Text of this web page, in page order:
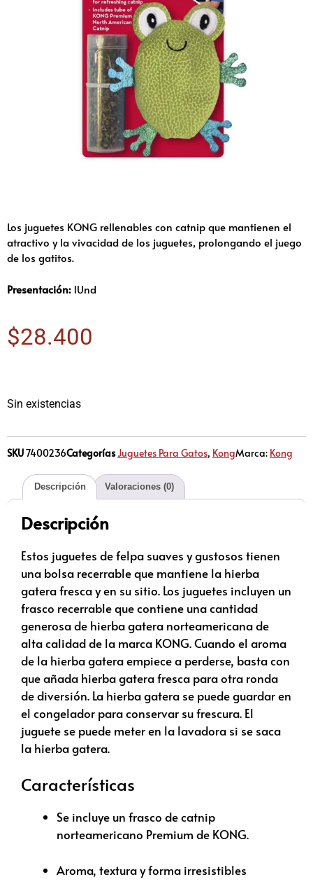
Los juguetes KONG rellenables con catnip que mantienen el
atractivo y la vivacidad de los juguetes, prolongando el juego
de los gatitos.
Presentación:1Und
$28.400
Sin existencias
SKU7400236CategoríasJuguetes Para Gatos, KongMarca: Kong
Descripción Valoraciones (0)
Descripción
Estos juguetes de felpa suaves y gustosos tienen
una bolsa recerrable que mantiene la hierba
gatera fresca y en su sitio. Los juguetes incluyen un
frasco recerrable que contiene una cantidad
generosa de hierba gatera norteamericana de
alta calidad de la marca KONG. Cuando el aroma
de la hierba gatera empiece a perderse, basta con
que añada hierba gatera fresca para otra ronda
de diversión. La hierba gatera se puede guardar en
el congelador para conservar su frescura. El
juguete se puede meter en la lavadora si se saca
la hierba gatera.
Características
Se incluye un frasco de catnip
norteamericano Premium de KONG.
Aroma, textura y forma irresistibles